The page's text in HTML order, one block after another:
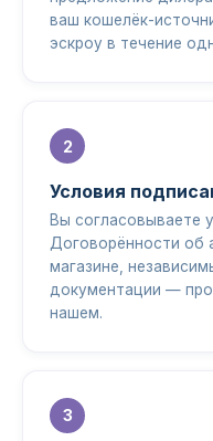
ваш кошелёк-
эскроу в течение
Условия
Вы согласовываете
Договорённости об
магазине,
документации —
нашем.